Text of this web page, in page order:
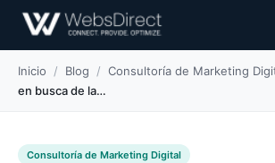
Inicio / Blog / Consultoría de Marketing
en busca de la…
Consultoría de Marketing Digital